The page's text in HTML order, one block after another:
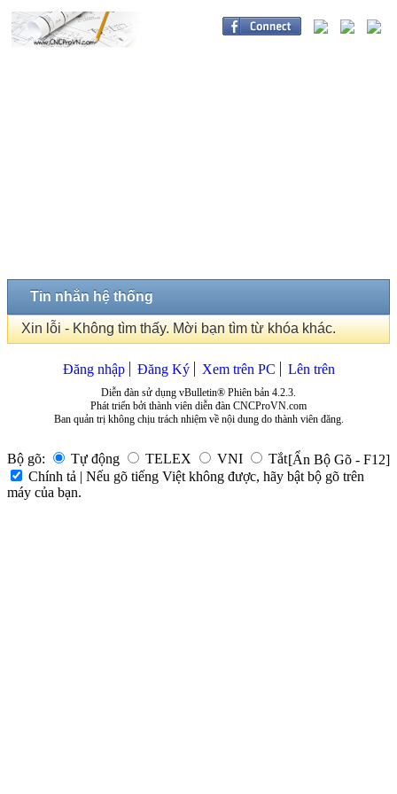
Tin nhắn hệ thống
Xin lỗi - Không tìm thấy. Mời bạn tìm từ khóa khác.
Đăng nhập Đăng Ký Xem trên PC Lên trên
Diễn đàn sử dụng vBulletin® Phiên bản 4.2.3.
Phát triển bởi thành viên diễn đàn CNCProVN.com
Ban quản trị không chịu trách nhiệm về nội dung do thành viên đăng.
Bộ gõ: Tự động TELEX VNI Tắt[Ẩn Bộ Gõ - F12]
Chính tả | Nếu gõ tiếng Việt không được, hãy bật bộ gõ trên
máy của bạn.